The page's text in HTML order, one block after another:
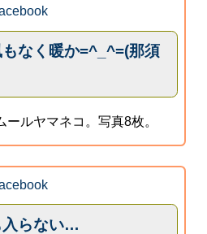
なく暖か=^_^=(那須
ルヤマネコ。写真8枚。
入らない…